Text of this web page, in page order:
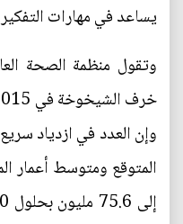
يساعد في مهارات
وتقول منظمة الصحة
وإن العدد في ازدياد
المتوقع ومتوسط أعمار